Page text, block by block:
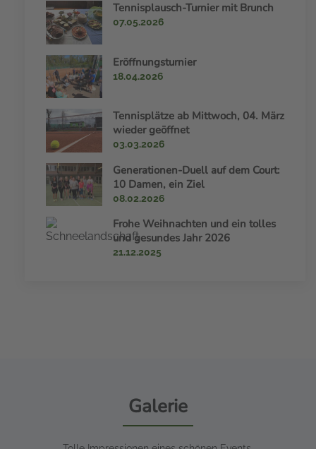
Tennisplausch-Turnier mit Brunch
07.05.2026
Eröffnungsturnier
18.04.2026
Tennisplätze ab Mittwoch, 04. März
wieder geöffnet
03.03.2026
Generationen-Duell auf dem Court:
10 Damen, ein Ziel
08.02.2026
Frohe Weihnachten und ein tolles
und gesundes Jahr 2026
21.12.2025
Galerie